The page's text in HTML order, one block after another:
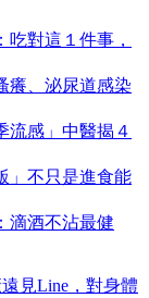
對這１件事，
癢、泌尿道感染
流感」中醫揭４
」不只是進食能
滴酒不沾最健
見Line，對身體